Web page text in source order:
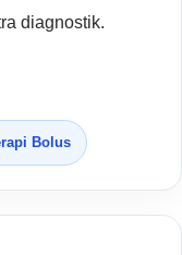
diagnostik.
Bolus